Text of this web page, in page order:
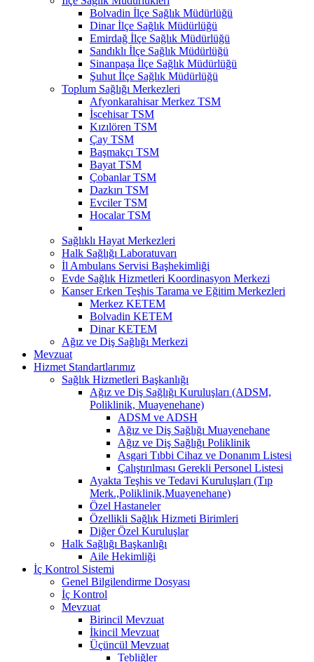
Bolvadin İlçe Sağlık Müdürlüğü
Dinar İlçe Sağlık Müdürlüğü
Emirdağ İlçe Sağlık Müdürlüğü
Sandıklı İlçe Sağlık Müdürlüğü
Sinanpaşa İlçe Sağlık Müdürlüğü
Şuhut İlçe Sağlık Müdürlüğü
Toplum Sağlığı Merkezleri
Afyonkarahisar Merkez TSM
İscehisar TSM
Kızılören TSM
Çay TSM
Başmakçı TSM
Bayat TSM
Çobanlar TSM
Dazkırı TSM
Evciler TSM
Hocalar TSM
Sağlıklı Hayat Merkezleri
Halk Sağlığı Laboratuvarı
İl Ambulans Servisi Başhekimliği
Evde Sağlık Hizmetleri Koordinasyon Merkezi
Kanser Erken Teşhis Tarama ve Eğitim Merkezleri
Merkez KETEM
Bolvadin KETEM
Dinar KETEM
Ağız ve Diş Sağlığı Merkezi
Mevzuat
Hizmet Standartlarımız
Sağlık Hizmetleri Başkanlığı
Ağız ve Diş Sağlığı Kuruluşları (ADSM,
Poliklinik, Muayenehane)
ADSM ve ADSH
Ağız ve Diş Sağlığı Muayenehane
Ağız ve Diş Sağlığı Poliklinik
Asgari Tıbbi Cihaz ve Donanım Listesi
Çalıştırılması Gerekli Personel Listesi
Ayakta Teşhis ve Tedavi Kuruluşları (Tıp
Merk.,Poliklinik,Muayenehane)
Özel Hastaneler
Özellikli Sağlık Hizmeti Birimleri
Diğer Özel Kuruluşlar
Halk Sağlığı Başkanlığı
Aile Hekimliği
İç Kontrol Sistemi
Genel Bilgilendirme Dosyası
İç Kontrol
Mevzuat
Birincil Mevzuat
İkincil Mevzuat
Üçüncül Mevzuat
Tebliğler